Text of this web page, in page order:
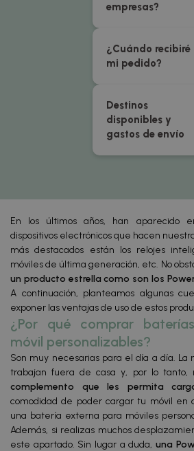
empresas?
¿Cuándo recibiré
mi pedido?
Destinos
disponibles y
gastos de envío
En los últimos años, han aparecido
dispositivos electrónicos que hacen
más destacados están los relojes
móviles de última generación, etc. No
un producto estrella como son los
A continuación, planteamos algunas
exponer las ventajas de uso de estos
¿Por qué comprar
móvil personalizables?
Son muy necesarias para el día a día. La
trabajan fuera de casa y, por lo tanto,
complemento que les permita
comodidad de poder cargar tu móvil en
una batería externa para móviles
Además, si realizas muchos
este apartado. Sin lugar a duda, una